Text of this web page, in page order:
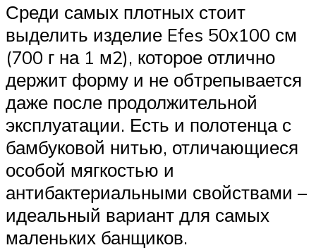
Среди самых плотных стоит
выделить изделие Efes 50х100 см
(700 г на 1 м2), которое отлично
держит форму и не обтрепывается
даже после продолжительной
эксплуатации. Есть и полотенца с
бамбуковой нитью, отличающиеся
особой мягкостью и
антибактериальными свойствами –
идеальный вариант для самых
маленьких банщиков.